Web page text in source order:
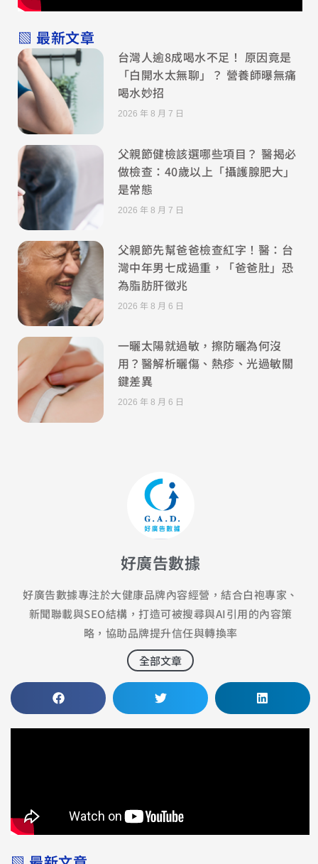
▧ 最新文章
台灣人逾8成喝水不足！ 原因竟是
「白開水太無聊」？ 營養師曝無痛
喝水妙招
2026 年 8 月 7 日
父親節健檢該選哪些項目？ 醫揭必
做檢查：40歲以上「攝護腺肥大」
是常態
2026 年 8 月 7 日
父親節先幫爸爸檢查紅字！醫：台
灣中年男七成過重，「爸爸肚」恐
為脂肪肝徵兆
2026 年 8 月 6 日
一曬太陽就過敏，擦防曬為何沒
用？醫解析曬傷、熱疹、光過敏關
鍵差異
2026 年 8 月 6 日
好廣告數據
好廣告數據專注於大健康品牌內容經營，結合白袍專家、
新聞聯載與SEO結構，打造可被搜尋與AI引用的內容策
略，協助品牌提升信任與轉換率
全部文章